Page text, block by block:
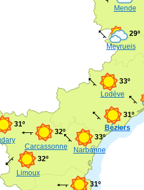
31º
Béziers
31º
Carcassonne
32º
Narbonne
33º
Mende
31º
Limoux
32º
Lodève
33º
Meyrueis
29º